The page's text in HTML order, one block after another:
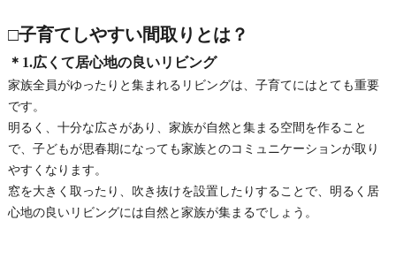
□子育てしやすい間取りとは？
＊1.広くて居心地の良いリビング
家族全員がゆったりと集まれるリビングは、子育てにはとても重要
です。
明るく、十分な広さがあり、家族が自然と集まる空間を作ること
で、子どもが思春期になっても家族とのコミュニケーションが取り
やすくなります。
窓を大きく取ったり、吹き抜けを設置したりすることで、明るく居
心地の良いリビングには自然と家族が集まるでしょう。